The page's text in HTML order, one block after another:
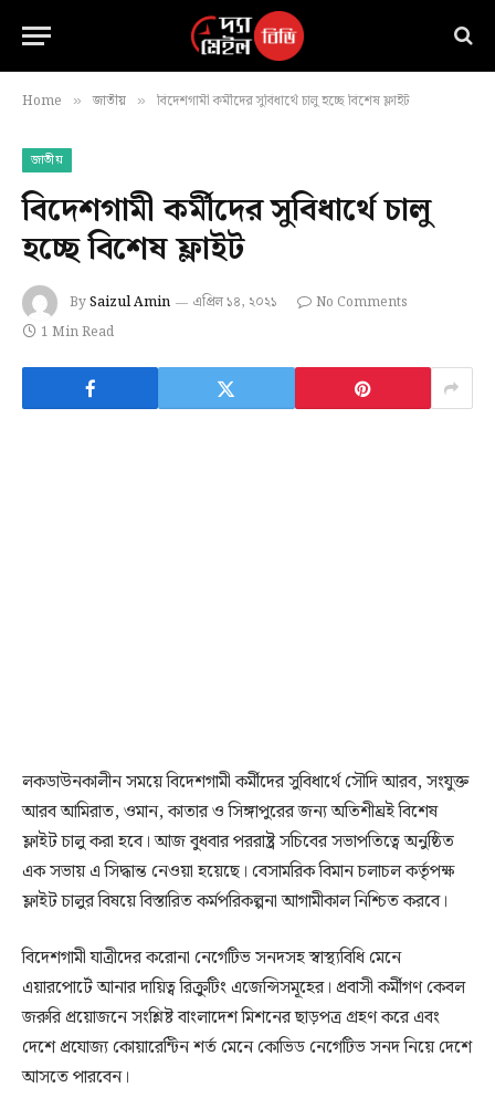
Home » জাতীয় » বিদেশগামী কর্মীদের সুবিধার্থে চালু হচ্ছে বিশেষ ফ্লাইট
জাতীয়
বিদেশগামী কর্মীদের সুবিধার্থে চালু
হচ্ছে বিশেষ ফ্লাইট
BySaizul Amin এপ্রিল ১৪, ২০২১
No Comments
1 Min Read
লকডাউনকালীন সময়ে বিদেশগামী কর্মীদের সুবিধার্থে সৌদি আরব, সংযুক্ত
আরব আমিরাত, ওমান, কাতার ও সিঙ্গাপুরের জন্য অতিশীঘ্রই বিশেষ
ফ্লাইট চালু করা হবে। আজ বুধবার পররাষ্ট্র সচিবের সভাপতিত্বে অনুষ্ঠিত
এক সভায় এ সিদ্ধান্ত নেওয়া হয়েছে। বেসামরিক বিমান চলাচল কর্তৃপক্ষ
ফ্লাইট চালুর বিষয়ে বিস্তারিত কর্মপরিকল্পনা আগামীকাল নিশ্চিত করবে।
বিদেশগামী যাত্রীদের করোনা নেগেটিভ সনদসহ স্বাস্থ্যবিধি মেনে
এয়ারপোর্টে আনার দায়িত্ব রিক্রুটিং এজেন্সিসমূহের। প্রবাসী কর্মীগণ কেবল
জরুরি প্রয়োজনে সংশ্লিষ্ট বাংলাদেশ মিশনের ছাড়পত্র গ্রহণ করে এবং
দেশে প্রযোজ্য কোয়ারেন্টিন শর্ত মেনে কোভিড নেগেটিভ সনদ নিয়ে দেশে
আসতে পারবেন।